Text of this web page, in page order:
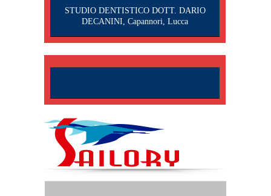
STUDIO DENTISTICO DOTT. DARIO
DECANINI, Capannori, Lucca